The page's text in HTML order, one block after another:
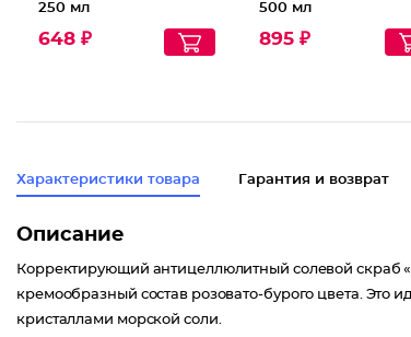
250 мл
648 ₽
500 мл
895 ₽
Характеристики товара Гарантия и возврат
Описание
Корректирующий антицеллюлитный солевой скраб
кремообразный состав розовато-бурого цвета. Это
кристаллами морской соли.